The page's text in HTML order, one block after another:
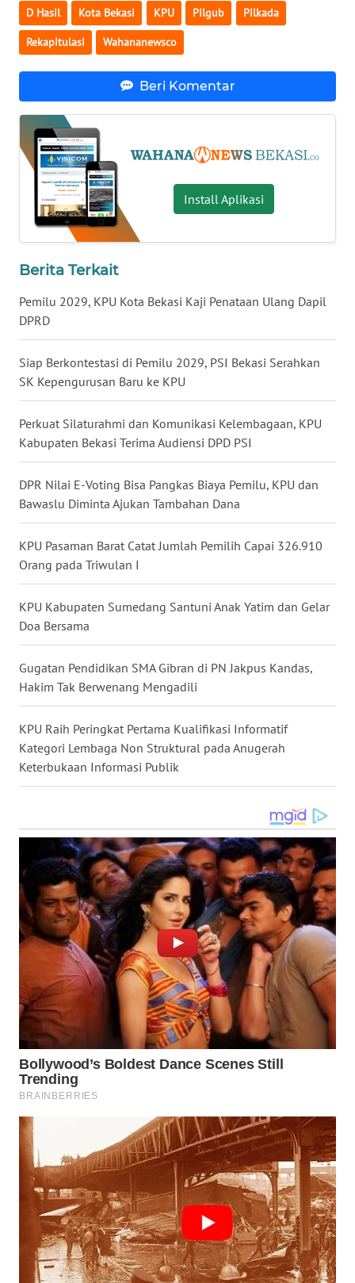
D Hasil Kota Bekasi KPU Pilgub Pilkada
Rekapitulasi Wahananewsco
Beri Komentar
Install Aplikasi
Berita Terkait
Pemilu 2029, KPU Kota Bekasi Kaji Penataan Ulang Dapil
DPRD
Siap Berkontestasi di Pemilu 2029, PSI Bekasi Serahkan
SK Kepengurusan Baru ke KPU
Perkuat Silaturahmi dan Komunikasi Kelembagaan, KPU
Kabupaten Bekasi Terima Audiensi DPD PSI
DPR Nilai E-Voting Bisa Pangkas Biaya Pemilu, KPU dan
Bawaslu Diminta Ajukan Tambahan Dana
KPU Pasaman Barat Catat Jumlah Pemilih Capai 326.910
Orang pada Triwulan I
KPU Kabupaten Sumedang Santuni Anak Yatim dan Gelar
Doa Bersama
Gugatan Pendidikan SMA Gibran di PN Jakpus Kandas,
Hakim Tak Berwenang Mengadili
KPU Raih Peringkat Pertama Kualifikasi Informatif
Kategori Lembaga Non Struktural pada Anugerah
Keterbukaan Informasi Publik
WN
KALTARA
KALSEL
WN
KALTIM
WN
SULSEL
WN
WN
MALUKU
WN
MALUT
WN
DAIRI
WN
DANAU
WN
TAPANULI
SELATAN
WN
TANJUNG
LESUNG
WN
KARO
WN
SIMALUNGUN
WN
LABUHANBATU
WN
TAPANULI
WN DELI
SERDANG
WN
TEBING
TINGGI